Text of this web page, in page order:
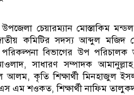
চেয়ারম্যান মোস্তাকিম
কমিটির সদস্য আব্দুল মজিদ
বিভাগের উপ পরিচালক
সাধারণ সম্পাদক
আলম, কৃতি শিক্ষার্থী মিনহাজুল
এম শওকত, শিক্ষার্থী নাফিম